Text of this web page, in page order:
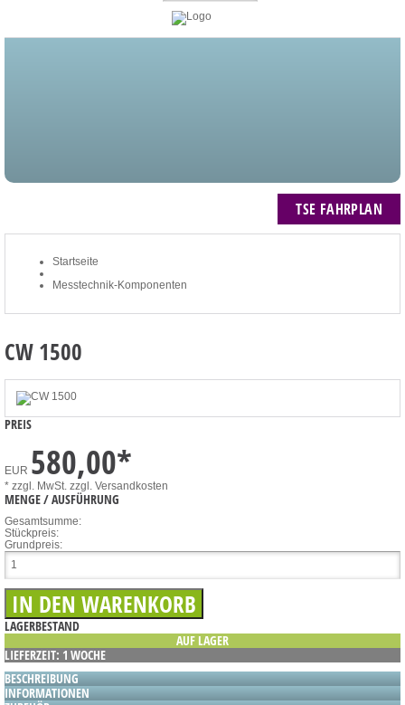
TSE FAHRPLAN
Startseite
Messtechnik-Komponenten
CW 1500
PREIS
EUR 580,00*
* zzgl. MwSt. zzgl. Versandkosten
MENGE / AUSFÜHRUNG
Gesamtsumme:
Stückpreis:
Grundpreis:
LAGERBESTAND
AUF LAGER
LIEFERZEIT: 1 WOCHE
BESCHREIBUNG
INFORMATIONEN